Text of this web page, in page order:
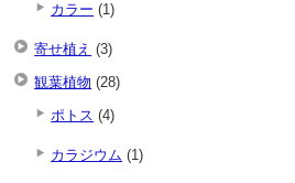
カラー (1)
寄せ植え (3)
観葉植物 (28)
ポトス (4)
カラジウム (1)